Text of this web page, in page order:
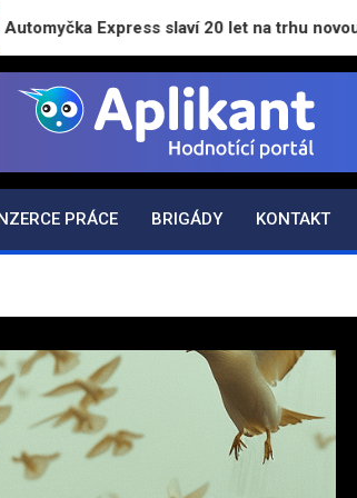
slaví 20 let na trhu novou kampaní
PRÁCE BRIGÁDY KONTAKT